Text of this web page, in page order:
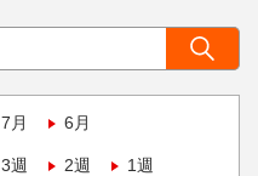
7月 6月
3週 2週 1週